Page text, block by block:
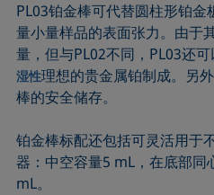
PL03铂金棒可代替圆柱形铂金
量小量样品的表面张力。由于
量，但与PL02不同，PL03还
湿性理想的贵金属铂制成。另
棒的安全储存。
铂金棒标配还包括可灵活用于
器：中空容量5 mL，在底部
mL。